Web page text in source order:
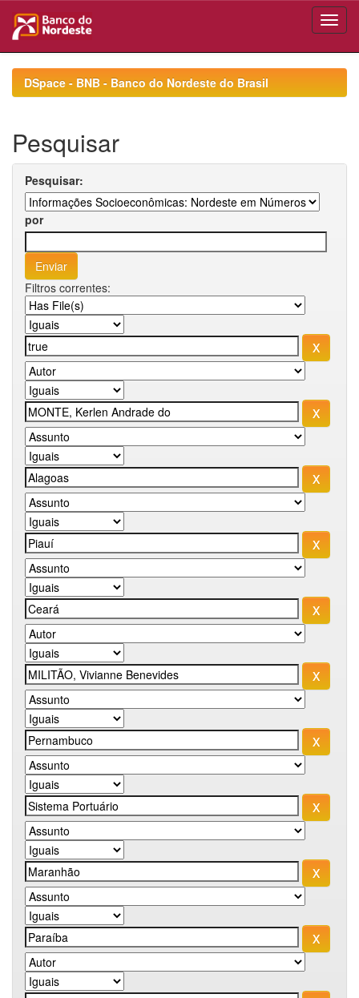
navigationDSpace - BNB - Banco do Nordeste do Brasil
Pesquisar
Pesquisar:
por
Filtros correntes: